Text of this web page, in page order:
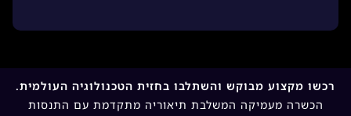
רכשו מקצוע מבוקש והשתלבו בחזית הטכנולוגיה העולמית.
הכשרה מעמיקה המשלבת תיאוריה מתקדמת עם התנסות